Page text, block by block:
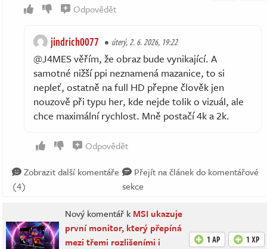
Odpovědět
jindrich0077 úterý, 2. 6. 2026, 19:22
@J4MES věřím, že obraz bude vynikající. A
samotné nižší ppi neznamená mazanice, to si
nepleť, ostatně na full HD přepne člověk jen
nouzově při typu her, kde nejde tolik o vizuál, ale
chce maximální rychlost. Mně postačí 4k a 2k.
Odpovědět
Zobrazit další komentáře
(4)
Přejít na článek do komentářové
sekce
Nový komentář k MSI ukazuje
první monitor, který přepíná
mezi třemi rozlišeními i
1 AP 1 XP